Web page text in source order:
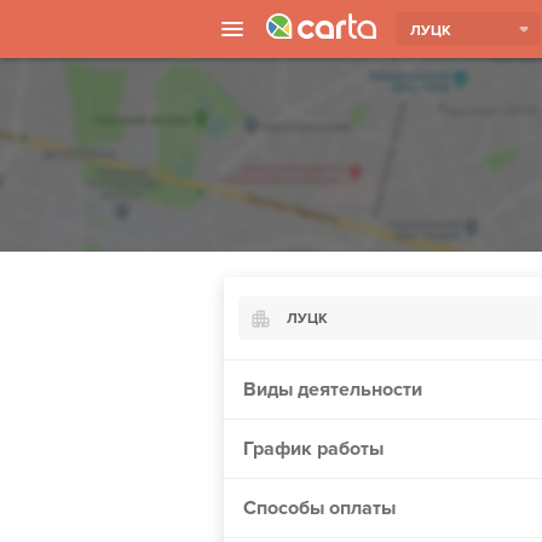
ЛУЦК
ЛУЦК
Борисполь
Виды деятельности
График работы
Способы оплаты